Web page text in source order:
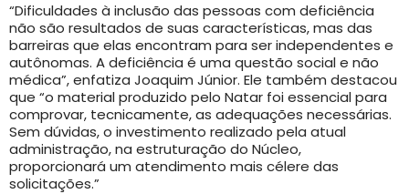
“Dificuldades à inclusão das pessoas com deficiência
não são resultados de suas características, mas das
barreiras que elas encontram para ser independentes e
autônomas. A deficiência é uma questão social e não
médica”, enfatiza Joaquim Júnior. Ele também destacou
que “o material produzido pelo Natar foi essencial para
comprovar, tecnicamente, as adequações necessárias.
Sem dúvidas, o investimento realizado pela atual
administração, na estruturação do Núcleo,
proporcionará um atendimento mais célere das
solicitações.”